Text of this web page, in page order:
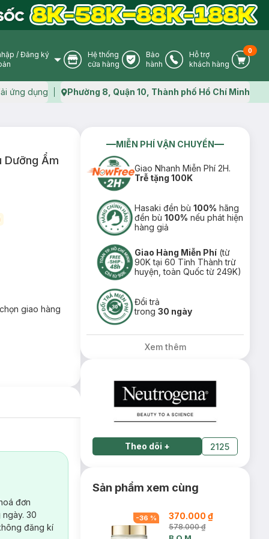
User Icon
/ Đăng ký
Store Icon
Hệ thống
cửa hàng
Warranty Icon
Bảo
hành
Phone Icon
Hỗ trợ
khách hàng
Cart
0
ứng dụng Map icon
Phường 8, Quận 10, Thành phố Hồ Chí Minh
Dưỡng Ẩm
giao hàng
đơn
30
đăng kí
MIỄN PHÍ VẬN CHUYỂN
Giao Nhanh Miễn Phí 2H.
Trễ tặng 100K
Hasaki đền bù100% hãng
đền bù100% nếu phát hiện
hàng giả
Giao Hàng Miễn Phí (từ
90K tại 60 Tỉnh Thành trừ
huyện, toàn Quốc từ 249K)
Đổi trả
trong30 ngày
Xem thêm
Theo dõi + 2125
Sản phẩm xem cùng
-36 % 370.000 ₫
578.000 ₫